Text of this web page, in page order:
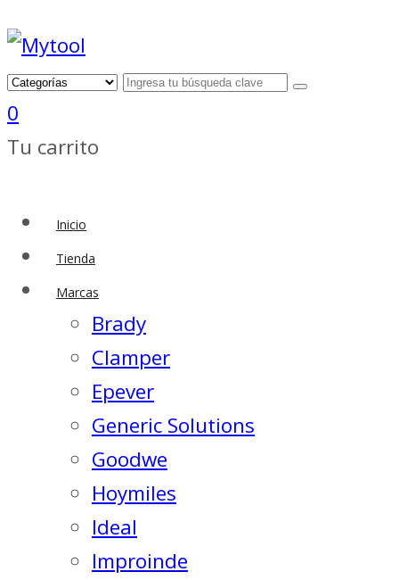
0
Tu carrito
Inicio
Tienda
Marcas
Brady
Clamper
Epever
Generic Solutions
Goodwe
Hoymiles
Ideal
Improinde